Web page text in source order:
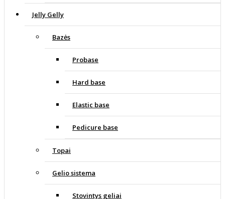
Jelly Gelly
Bazės
Probase
Hard base
Elastic base
Pedicure base
Topai
Gelio sistema
Stovintys geliai